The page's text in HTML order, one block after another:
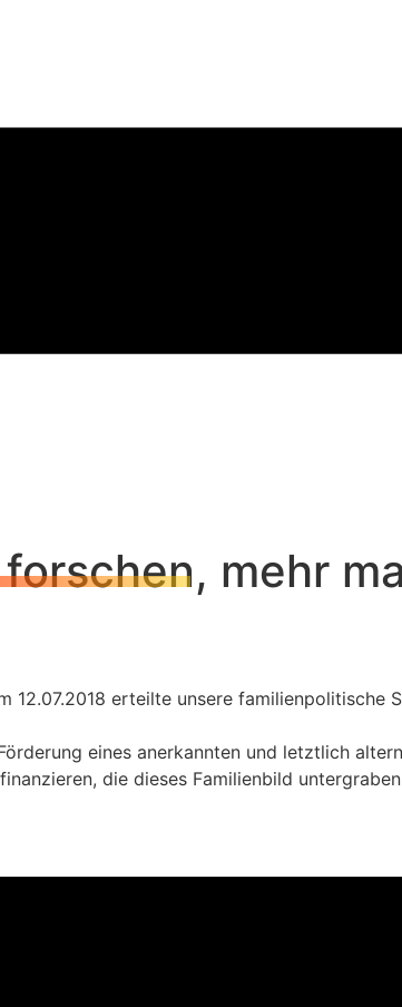
mehr
12.07.2018 erteilte unsere
eines anerkannten und letztlich
die dieses Familienbild